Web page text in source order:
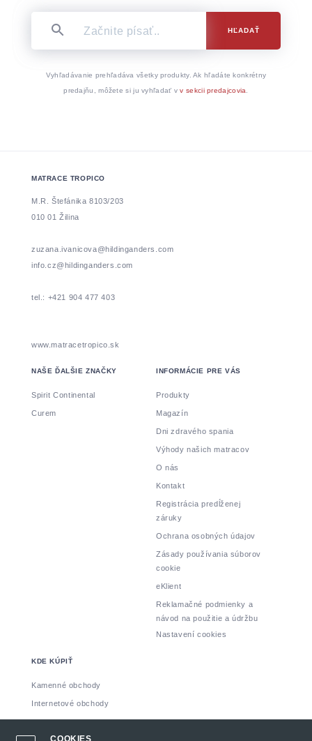
HĽADAŤ
Vyhľadávanie prehľadáva všetky produkty. Ak hľadáte konkrétny
predajňu, môžete si ju vyhľadať vv sekcii predajcovia
MATRACE TROPICO
M.R. Štefánika 8103/203
010 01 Žilina
zuzana.ivanicova@hildinganders.com
info.cz@hildinganders.com
tel.: +421 904 477 403
www.matracetropico.sk
NAŠE ĎALŠIE ZNAČKY
Spirit Continental
Curem
INFORMÁCIE PRE VÁS
Produkty
Magazín
Dni zdravého spania
Výhody našich matracov
O nás
Kontakt
Registrácia predĺženej
záruky
Ochrana osobných údajov
Zásady používania súborov
cookie
eKlient
Reklamačné podmienky a
návod na použitie a údržbu
Nastavení cookies
KDE KÚPIŤ
Kamenné obchody
Internetové obchody
COOKIES